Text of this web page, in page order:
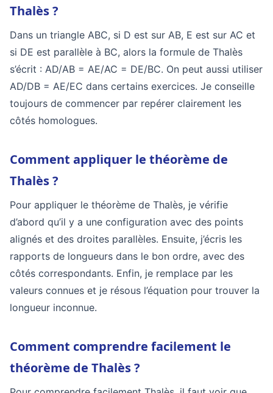
Thalès ?
Dans un triangle ABC, si D est sur AB, E est sur AC et
si DE est parallèle à BC, alors la formule de Thalès
s’écrit : AD/AB = AE/AC = DE/BC. On peut aussi utiliser
AD/DB = AE/EC dans certains exercices. Je conseille
toujours de commencer par repérer clairement les
côtés homologues.
Comment appliquer le théorème de
Thalès ?
Pour appliquer le théorème de Thalès, je vérifie
d’abord qu’il y a une configuration avec des points
alignés et des droites parallèles. Ensuite, j’écris les
rapports de longueurs dans le bon ordre, avec des
côtés correspondants. Enfin, je remplace par les
valeurs connues et je résous l’équation pour trouver la
longueur inconnue.
Comment comprendre facilement le
théorème de Thalès ?